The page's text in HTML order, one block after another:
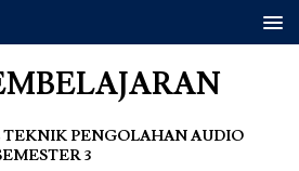
PENGOLAHAN AUDIO
3